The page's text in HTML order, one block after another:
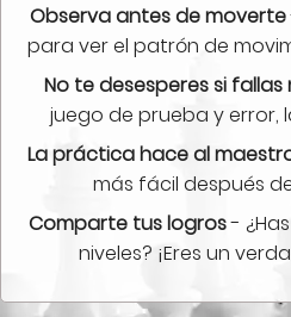
Observa antes de moverte
para ver el patrón de
No te desesperes si
juego de prueba y error,
La práctica hace al
más fácil después
Comparte tus logros-
niveles? ¡Eres un